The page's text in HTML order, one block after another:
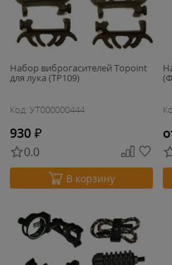
Набор виброгасителей Topoint
для лука (TP109)
Код: УТ000000444
930 ₽
0.0
В корзину